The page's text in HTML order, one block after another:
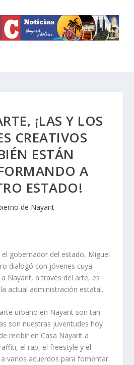
¡LAS Y LOS
CREATIVOS
ESTÁN
A
ESTADO!
de Nayarit
gobernador del estado, Miguel
dialogó con jóvenes cuya
Nayarit, a través del arte, es
actual administración estatal.
urbano en Nayarit son tan
son nuestras juventudes hoy
recibir en Casa Nayarit a
el rap, el freestyle y el
varios acuerdos para fomentar